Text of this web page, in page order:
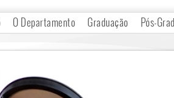
O Departamento Graduação Pós-